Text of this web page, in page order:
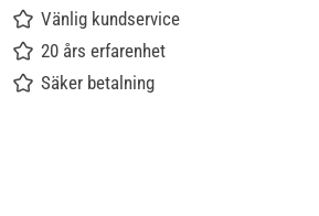
Vänlig kundservice
20 års erfarenhet
Säker betalning